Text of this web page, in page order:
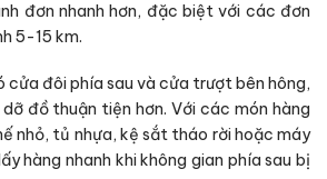
đơn nhanh hơn, đặc biệt với các đơn
5-15 km.
cửa đôi phía sau và cửa trượt bên hông,
đồ thuận tiện hơn. Với các món hàng
nhỏ, tủ nhựa, kệ sắt tháo rời hoặc máy
hàng nhanh khi không gian phía sau bị